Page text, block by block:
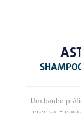
Um banho